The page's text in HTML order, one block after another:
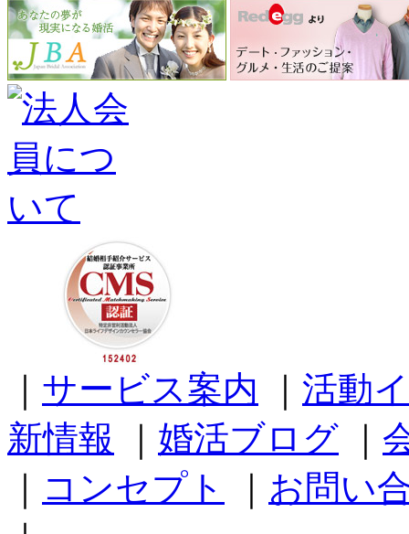
サービス案内
活動
新情報
婚活ブログ
コンセプト
お問い